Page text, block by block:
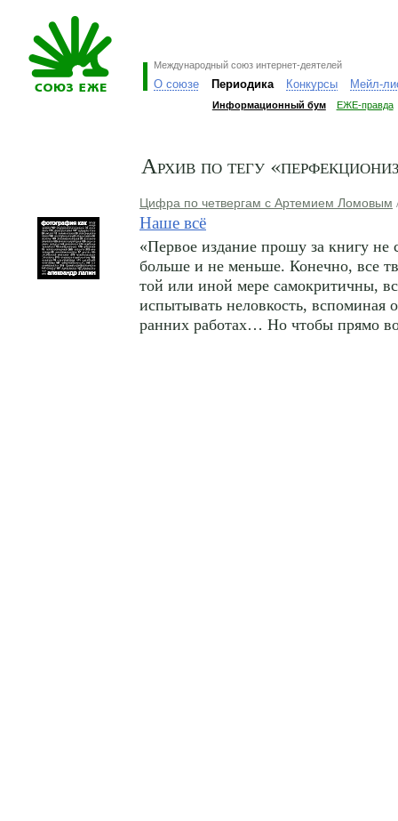
Международный союз интернет-деятелей
О союзе Периодика Конкурсы Мейл-
Информационный бум ЕЖЕ-правда
Архив по тегу
Цифра по четвергам с Артемием Ломовым
Наше всё
«Первое издание прошу за книгу не
больше и не меньше. Конечно, все
той или иной мере самокритичны,
испытывать неловкость, вспоминая
ранних работах… Но чтобы прямо